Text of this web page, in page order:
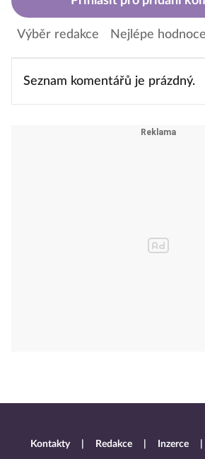
Výběr redakce Nejlépe
Seznam komentářů je prázdný.
Kontakty Redakce Inzerce